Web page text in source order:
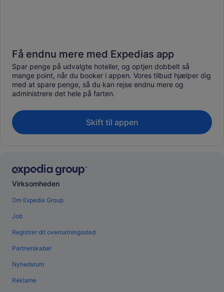
Få endnu mere med Expedias app
Spar penge på udvalgte hoteller, og optjen dobbelt så
mange point, når du booker i appen. Vores tilbud hjælper dig
med at spare penge, så du kan rejse endnu mere og
administrere det hele på farten.
Skift til appen
Virksomheden
Om Expedia Group
Job
Registrer dit overnatningssted
Partnerskaber
Nyhedsrum
Reklame